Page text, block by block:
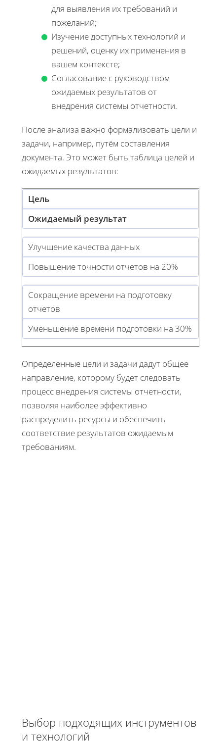
для выявления их требований и
пожеланий;
Изучение доступных технологий и
решений, оценку их применения в
вашем контексте;
Согласование с руководством
ожидаемых результатов от
внедрения системы отчетности.
После анализа важно формализовать цели и
задачи, например, путём составления
документа. Это может быть таблица целей и
ожидаемых результатов:
Цель
Ожидаемый результат
Улучшение качества данных
Повышение точности отчетов на 20%
Сокращение времени на подготовку
отчетов
Уменьшение времени подготовки на 30%
Определенные цели и задачи дадут общее
направление, которому будет следовать
процесс внедрения системы отчетности,
позволяя наиболее эффективно
распределить ресурсы и обеспечить
соответствие результатов ожидаемым
требованиям.
Выбор подходящих инструментов
и технологий